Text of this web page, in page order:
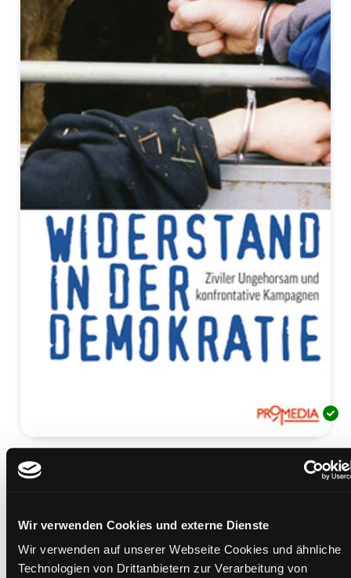
Wir verwenden Cookies und externe Dienste
Wir verwenden auf unserer Webseite Cookies und ähnliche
Technologien von Drittanbietern zur Verarbeitung von
Widerstand in der
ziviler Ungehorsam und konfrontative Kampagnen
Mediengruppe:Sachbuch
Verfasser:Suche nach diesem Verfasser
Balluch, Martin